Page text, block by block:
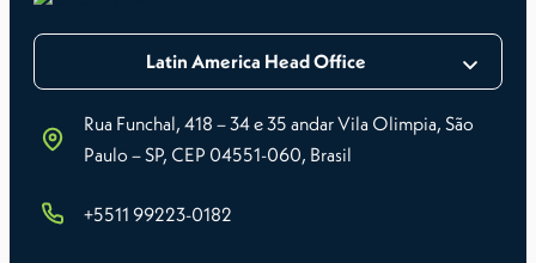
Latin America Head Office
Rua Funchal, 418 – 34 e 35 andar Vila Olimpia, São
Paulo – SP, CEP 04551-060, Brasil
+5511 99223-0182